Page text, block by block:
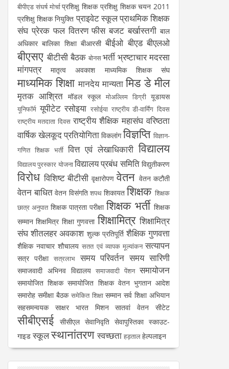
बीपीएड संघर्ष मोर्चा प्रशिक्षु शिक्षक प्रशिक्षु शिक्षक चयन 2011
प्रशिक्षु शिक्षक नियुक्ति प्राइवेट स्कूलप्राथमिक शिक्षक
संघ प्रेरक फल वितरण फीस बजट बर्खास्तगी बाल
अधिकार बालिका शिक्षा बीआरसी बीईओ बीएड बीएलओ
बीएसए बीटीसी बैठक बोनस भर्ती भ्रष्टाचार मदरसा
मांगपत्र
मातृत्व अवकाश माध्यमिक शिक्षक संघ
माध्यमिक शिक्षा मानदेय मान्यता मिड डे मील
मृतक आश्रित मॉडल स्कूल मोअल्लिम डिग्री यूडायस
यूनिफॉर्म यूपीटेट रसोइया रसोईया राष्ट्रीय डी-वार्मिंग दिवस
राष्ट्रीय मतदाता दिवस राष्ट्रीय शैक्षिक महासंघ वरिष्ठता
वार्षिक खेलकूद प्रतियोगिता विकलांग विज्ञप्ति विज्ञान-
गणित शिक्षक भर्ती वित्त एवं लेखाधिकारी विद्यालय
विद्यालय पुरस्कार योजनाविद्यालय प्रबंध समिति विद्युतीकरण
विरोध विशिष्ट बीटीसी वृक्षारोपण वेतन वेतन कटौती
वेतन बाधित वेतन विसंगति शपथ शिकायत शिक्षक शिक्षक
छात्र अनुपात शिक्षक पात्रता परीक्षा शिक्षक भर्ती शिक्षक
सम्मान शिक्षमित्र शिक्षा गुणवत्ता शिक्षामित्र शिक्षामित्र
संघ शीतलहर अवकाश शुल्क प्रतिपूर्ति शैक्षिक गुणवत्ता
शैक्षिक नवाचार शौचालय सतत एवं व्यापक मूल्यांकन सत्यापन
सत्र परीक्षा सत्रलाभ समय परिवर्तन समय सारिणी
समाजवादी अभिनव विद्यालय समाजवादी पेंशन समायोजन
समायोजित शिक्षक समायोजित शिक्षक वेतन भुगतान आदेश
समारोह समीक्षा बैठक समेकित शिक्षा सम्मान सर्व शिक्षा अभियान
सहसमन्वयक
साक्षर भारत मिशन सातवां वेतन सीटेट
सीबीएसई सीसीएल सेवानिवृति सेवापुस्तिका स्काउट-
गाइड स्कूलस्थानांतरण स्वच्छता हड़तालहेल्पलाइन